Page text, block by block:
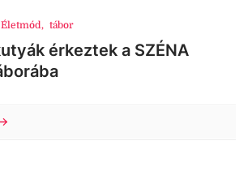
Életmód, tábor
érkeztek a SZÉNA